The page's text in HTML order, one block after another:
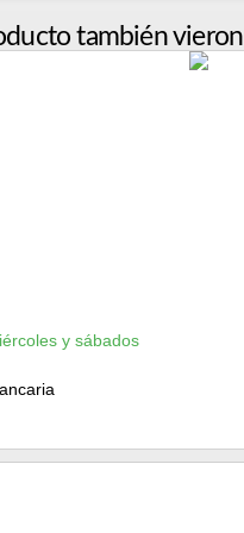
también vieron
y sábados